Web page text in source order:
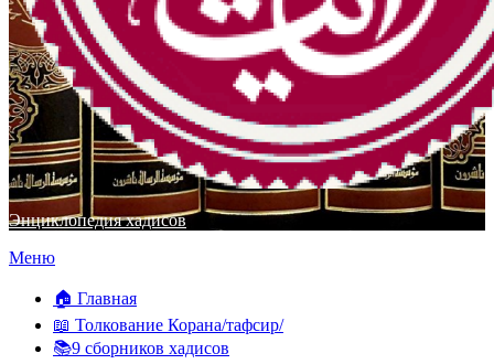
Энциклопедия хадисов
Перейти
содержимому
Меню
🏠 Главная
📖 Толкование Корана/тафсир/
📚9 сборников хадисов